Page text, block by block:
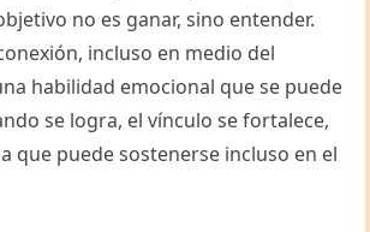
no es ganar, sino entender.
incluso en medio del
habilidad emocional que se puede
se logra, el vínculo se fortalece,
que puede sostenerse incluso en el